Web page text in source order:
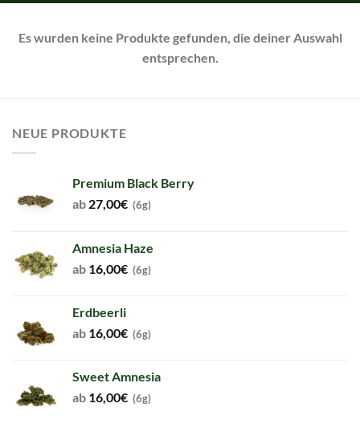
Es wurden keine Produkte gefunden, die deiner Auswahl
entsprechen.
NEUE PRODUKTE
Premium Black Berry
ab 27,00€ (6g)
Amnesia Haze
ab 16,00€ (6g)
Erdbeerli
ab 16,00€ (6g)
Sweet Amnesia
ab 16,00€ (6g)